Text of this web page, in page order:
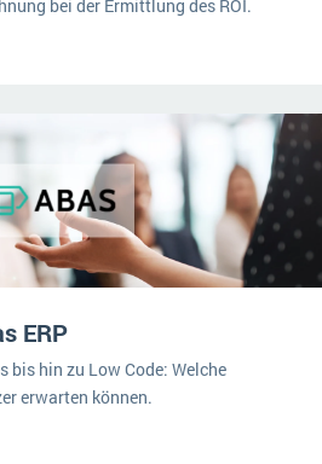
bei der Ermittlung des ROI.
ERP
bis hin zu Low Code: Welche
erwarten können.